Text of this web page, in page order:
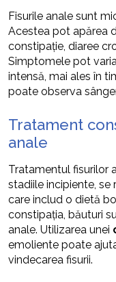
Fisurile anale sunt
Acestea pot apărea
constipație, diaree
Simptomele pot
intensă, mai ales în
poate observa
Tratament
anale
Tratamentul fisurilor
stadiile incipiente,
care includ o dietă
constipația, băuturi
anale. Utilizarea unei
emoliente poate
vindecarea fisurii.